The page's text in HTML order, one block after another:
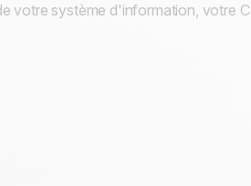
votre système d'information, votre